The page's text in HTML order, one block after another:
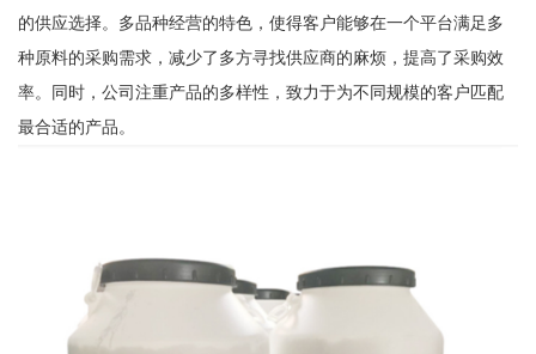
的供应选择。多品种经营的特色，使得客户能够在一个平台满足多
种原料的采购需求，减少了多方寻找供应商的麻烦，提高了采购效
率。同时，公司注重产品的多样性，致力于为不同规模的客户匹配
最合适的产品。